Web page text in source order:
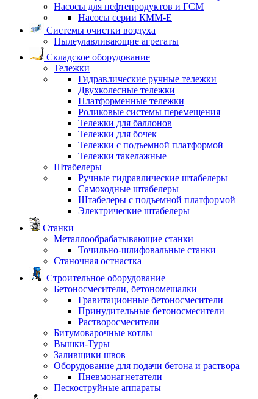
Насосы для нефтепродуктов и ГСМ
Насосы серии КММ-Е
Системы очистки воздуха
Пылеулавливающие агрегаты
Складское оборудование
Тележки
Гидравлические ручные тележки
Двухколесные тележки
Платформенные тележки
Роликовые системы перемещения
Тележки для баллонов
Тележки для бочек
Тележки с подъемной платформой
Тележки такелажные
Штабелеры
Ручные гидравлические штабелеры
Самоходные штабелеры
Штабелеры с подъемной платформой
Электрические штабелеры
Станки
Металлообрабатывающие станки
Точильно-шлифовальные станки
Станочная остнастка
Строительное оборудование
Бетоносмесители, бетономешалки
Гравитационные бетоносмесители
Принудительные бетоносмесители
Растворосмесители
Битумоварочные котлы
Вышки-Туры
Заливщики швов
Оборудование для подачи бетона и раствора
Пневмонагнетатели
Пескоструйные аппараты